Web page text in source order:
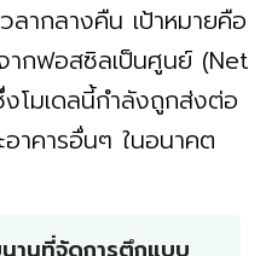
ลากลางคืน เป้าหมายคือ
ากฟอสซิลเป็นศูนย์ (Net
โมเดลนี้กำลังถูกส่งต่อ
าคารอื่นๆ ในอนาคต